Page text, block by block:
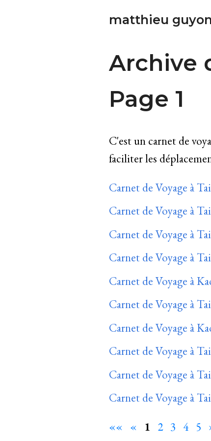
matthieu
Archive
Page 1
C'est un carnet de
faciliter les
Carnet de Voyage à
Carnet de Voyage à
Carnet de Voyage à
Carnet de Voyage à
Carnet de Voyage à
Carnet de Voyage à
Carnet de Voyage à
Carnet de Voyage à
Carnet de Voyage à
Carnet de Voyage à
«« « 1 2 3 4 5